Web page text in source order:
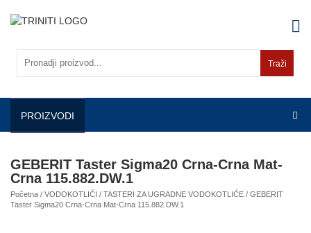
Traži
PROIZVODI
GEBERIT Taster Sigma20 Crna-Crna Mat-
Crna 115.882.DW.1
Početna / VODOKOTLIĆI / TASTERI ZA UGRADNE VODOKOTLIĆE / GEBERIT
Taster Sigma20 Crna-Crna Mat-Crna 115.882.DW.1